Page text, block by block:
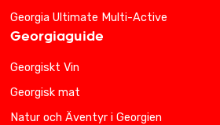
Georgia Ultimate Multi-Active
Georgiaguide
Georgiskt Vin
Georgisk mat
Natur och Äventyr i Georgien